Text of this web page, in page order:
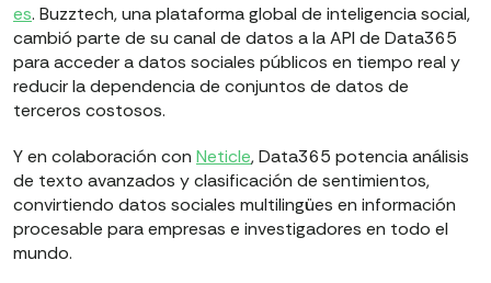
es. Buzztech, una plataforma global de inteligencia social,
cambió parte de su canal de datos a la API de Data365
para acceder a datos sociales públicos en tiempo real y
reducir la dependencia de conjuntos de datos de
terceros costosos.
Y en colaboración con Neticle, Data365 potencia análisis
de texto avanzados y clasificación de sentimientos,
convirtiendo datos sociales multilingües en información
procesable para empresas e investigadores en todo el
mundo.